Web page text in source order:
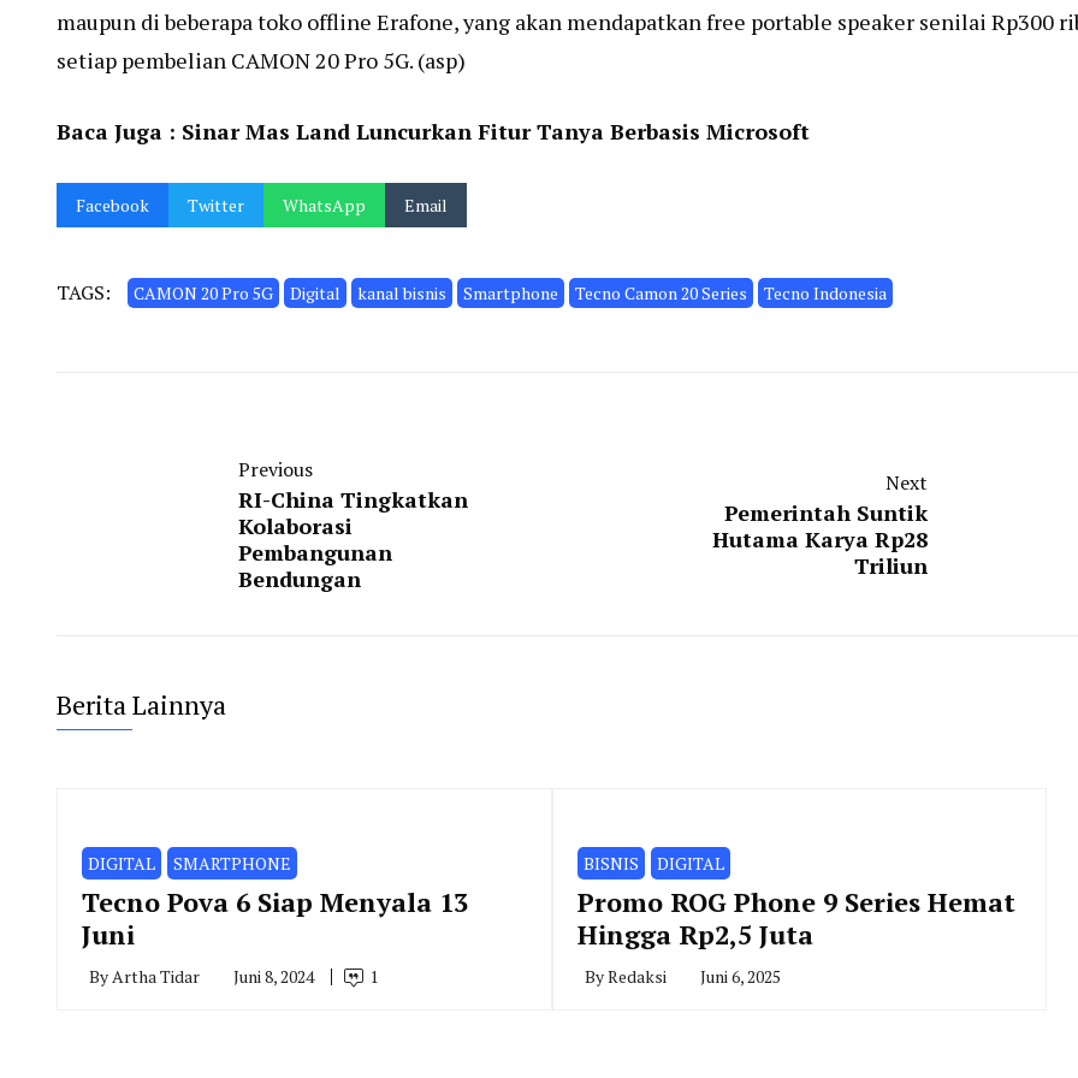
maupun di beberapa toko offline Erafone, yang akan mendapatkan free portable speaker senilai Rp300
setiap pembelian CAMON 20 Pro 5G. (asp)
Baca Juga : Sinar Mas Land Luncurkan Fitur Tanya Berbasis Microsoft
Facebook Twitter WhatsApp Email
TAGS: CAMON 20 Pro 5G Digital kanal bisnis Smartphone Tecno Camon 20 Series Tecno Indonesia
Previous
RI-China Tingkatkan
Kolaborasi
Pembangunan
Bendungan
Next
Pemerintah Suntik
Hutama Karya Rp28
Triliun
Berita Lainnya
DIGITAL SMARTPHONE
Tecno Pova 6 Siap Menyala 13
Juni
ByArtha Tidar Juni 8, 2024 1
BISNIS DIGITAL
Promo ROG Phone 9 Series Hemat
Hingga Rp2,5 Juta
ByRedaksi Juni 6, 2025